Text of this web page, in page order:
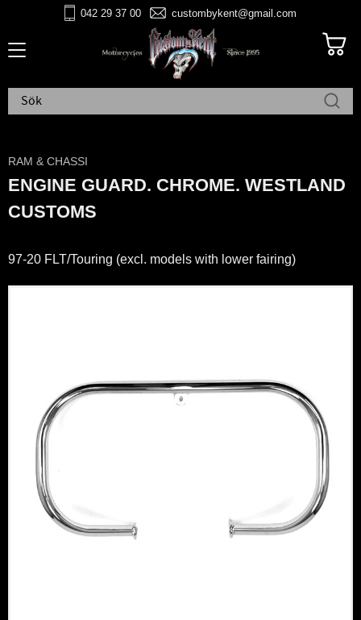
042 29 37 00 custombykent@gmail.com
RAM & CHASSI
ENGINE GUARD. CHROME. WESTLAND
CUSTOMS
97-20 FLT/Touring (excl. models with lower fairing)